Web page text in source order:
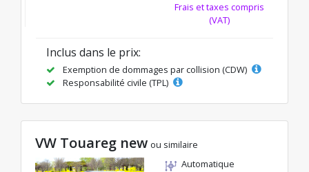
Frais et taxes compris
(VAT)
Inclus dans le prix:
Exemption de dommages par collision (CDW)
Responsabilité civile (TPL)
VW Touareg new ou similaire
Automatique